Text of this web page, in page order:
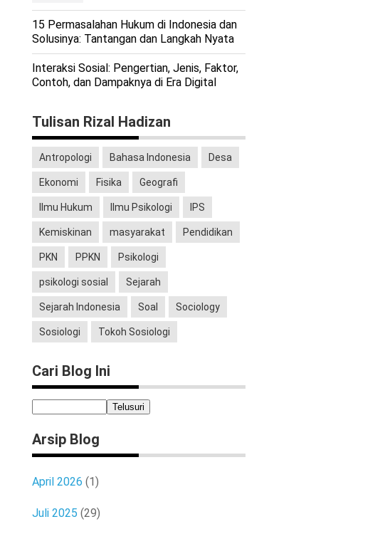
15 Permasalahan Hukum di Indonesia dan
Solusinya: Tantangan dan Langkah Nyata
Interaksi Sosial: Pengertian, Jenis, Faktor,
Contoh, dan Dampaknya di Era Digital
Tulisan Rizal Hadizan
Antropologi Bahasa Indonesia Desa
Ekonomi Fisika Geografi
Ilmu Hukum Ilmu Psikologi IPS
Kemiskinan masyarakat Pendidikan
PKN PPKN Psikologi
psikologi sosial Sejarah
Sejarah Indonesia Soal Sociology
Sosiologi Tokoh Sosiologi
Cari Blog Ini
Arsip Blog
April 2026 (1)
Juli 2025 (29)